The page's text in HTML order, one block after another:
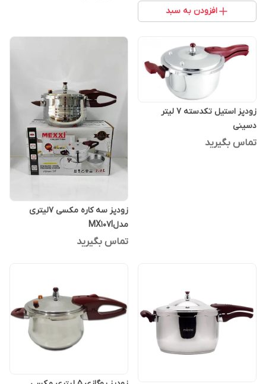
افزودن به سبد
زودپز استیل تکدسته 7 لیتر
دسینی
تماس بگیرید
زودپز سه کاره مکسی 7لیتری
مدلMX107l
تماس بگیرید